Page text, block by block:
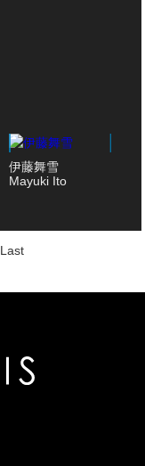
伊藤舞雪
Mayuki Ito
Last